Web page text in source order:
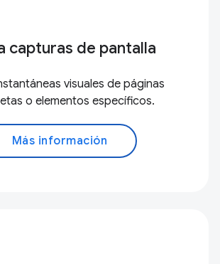
capturas de pantalla
visuales de páginas
o elementos específicos.
Más información